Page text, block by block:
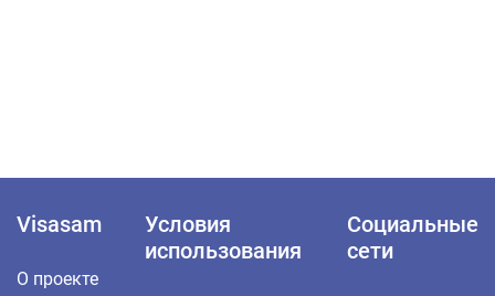
Visasam
О проекте
Условия
использования
Социальные
сети